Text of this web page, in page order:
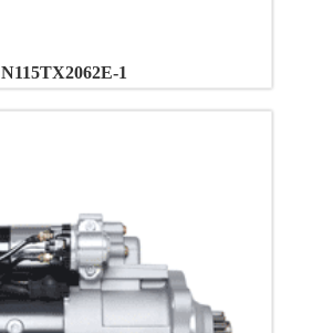
N115TX2062E-1